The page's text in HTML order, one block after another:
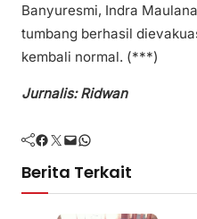
Banyuresmi, Indra
tumbang berhasil
kembali normal. (***)
Jurnalis: Ridwan
Facebook Twitter Mail WhatsApp
Berita Terkait